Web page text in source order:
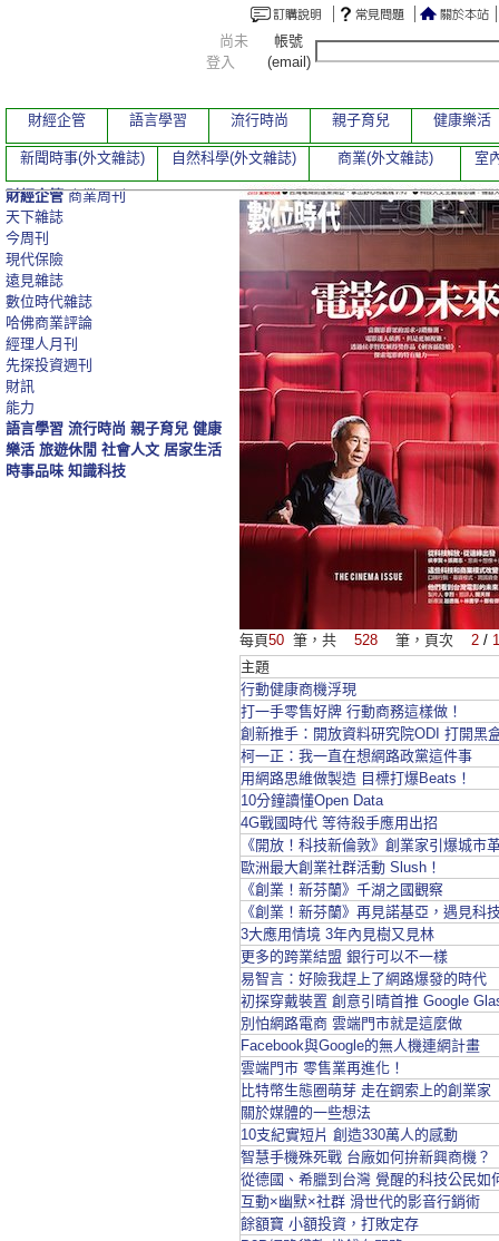
每頁50 筆，共 528 筆，頁次 2 /
主題
行動健康商機浮現
打一手零售好牌 行動商務這樣做！
創新推手：開放資料研究院ODI 打開黑
柯一正：我一直在想網路政黨這件事
用網路思維做製造 目標打爆Beats！
10分鐘讀懂Open Data
4G戰國時代 等待殺手應用出招
《開放！科技新倫敦》創業家引爆城市
歐洲最大創業社群活動 Slush！
《創業！新芬蘭》千湖之國觀察
《創業！新芬蘭》再見諾基亞，遇見科
3大應用情境 3年內見樹又見林
更多的跨業結盟 銀行可以不一樣
易智言：好險我趕上了網路爆發的時代
初探穿戴裝置 創意引晴首推 Google
別怕網路電商 雲端門市就是這麼做
Facebook與Google的無人機連網計畫
雲端門市 零售業再進化！
比特幣生態圈萌芽 走在鋼索上的創業家
關於媒體的一些想法
10支紀實短片 創造330萬人的感動
智慧手機殊死戰 台廠如何拚新興商機？
從德國、希臘到台灣 覺醒的科技公民如
互動×幽默×社群 滑世代的影音行銷術
餘額寶 小額投資，打敗定存
財經企管 商業周刊
天下雜誌
今周刊
現代保險
遠見雜誌
數位時代雜誌
哈佛商業評論
經理人月刊
先探投資週刊
財訊
能力
語言學習 流行時尚 親子育兒 健康
樂活 旅遊休閒 社會人文 居家生活
時事品味 知識科技
尚未
登入
帳號
(email)
財經企管 語言學習 流行時尚 親子育兒 健康樂活
新聞時事(外文雜誌) 自然科學(外文雜誌) 商業(外文雜誌) 室